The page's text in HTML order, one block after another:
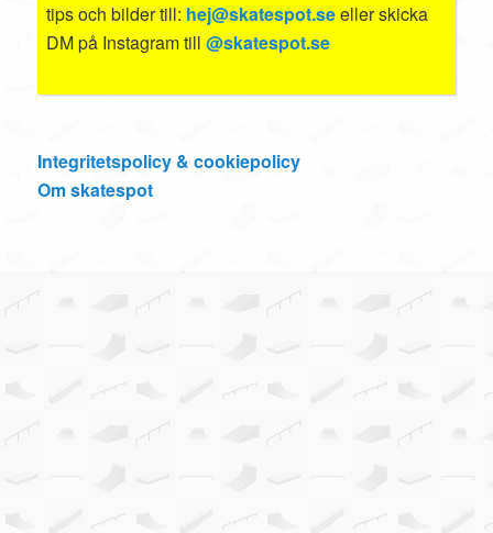
tips och bilder till: hej@skatespot.seeller skicka
DM på Instagram till@skatespot.se
Integritetspolicy & cookiepolicy
Om skatespot